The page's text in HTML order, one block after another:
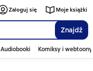
Znajdź
Zaloguj się Moje książki
Audiobooki Komiksy i webtoony